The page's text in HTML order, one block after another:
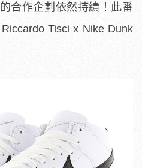
合作企劃依然持續！此番
Tisci x Nike Dunk